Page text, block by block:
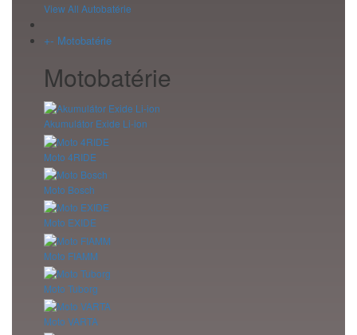
View All Autobatérie
+- Motobatérie
Motobatérie
Akumulátor Exide Li-ion
Moto 4RIDE
Moto Bosch
Moto EXIDE
Moto FIAMM
Moto Tuborg
Moto VARTA